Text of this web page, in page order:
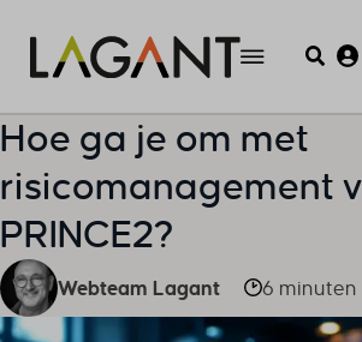
Hoe ga je om met
risicomanagement
PRINCE2?
Webteam Lagant 6 minuten